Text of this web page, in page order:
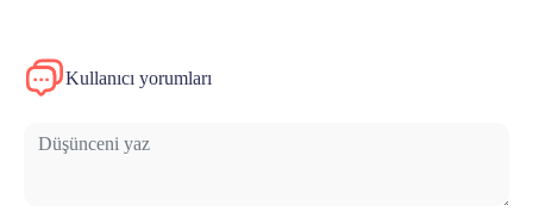
Kullanıcı yorumları